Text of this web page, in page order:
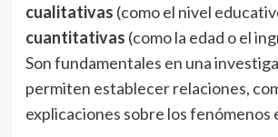
cualitativas (como el nivel
cuantitativas (como la edad o el
Son fundamentales en una
permiten establecer relaciones,
explicaciones sobre los fenómenos